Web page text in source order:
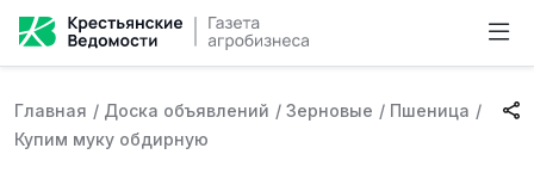
Главная / Доска объявлений / Зерновые / Пшеница /
Купим муку обдирную